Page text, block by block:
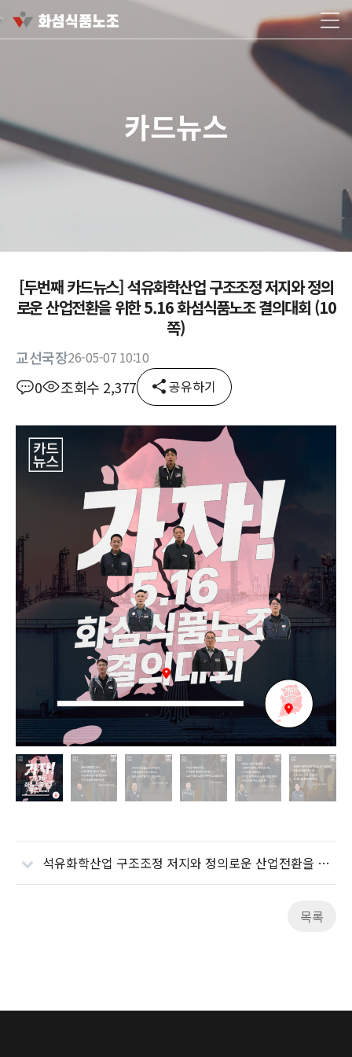
카드뉴스
[두번째 카드뉴스] 석유화학산업 구조조정 저지와 정의
로운 산업전환을 위한 5.16 화섬식품노조 결의대회 (10
쪽)
교선국장26-05-07 10:10
0 조회수 2,377 공유하기
본문
석유화학산업 구조조정 저지와 정의로운 산업전환을 위한 5.16 화섬식품노조 결의대회 (7쪽)
목록